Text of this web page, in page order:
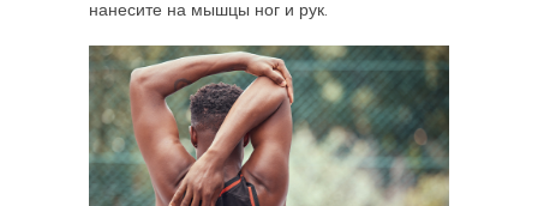
нанесите на мышцы ног и рук.